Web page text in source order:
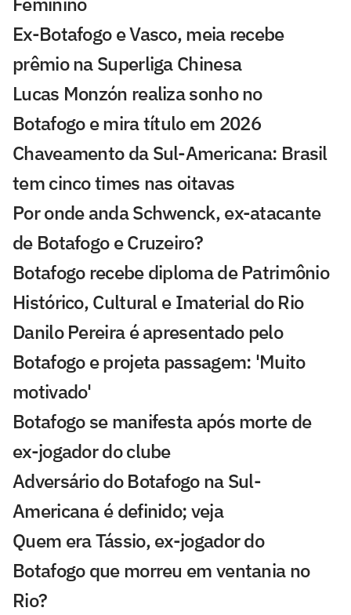
Ex-Botafogo e Vasco, meia recebe
prêmio na Superliga Chinesa
Lucas Monzón realiza sonho no
Botafogo e mira título em 2026
Chaveamento da Sul-Americana: Brasil
tem cinco times nas oitavas
Por onde anda Schwenck, ex-atacante
de Botafogo e Cruzeiro?
Botafogo recebe diploma de Patrimônio
Histórico, Cultural e Imaterial do Rio
Danilo Pereira é apresentado pelo
Botafogo e projeta passagem: 'Muito
motivado'
Botafogo se manifesta após morte de
ex-jogador do clube
Adversário do Botafogo na Sul-
Americana é definido; veja
Quem era Tássio, ex-jogador do
Botafogo que morreu em ventania no
Rio?